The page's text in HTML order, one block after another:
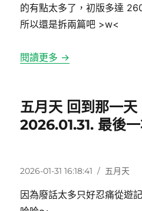
的有點太多了，初版多達
所以還是拆兩篇吧 >w<
閱讀更多 →
五月天 回到那一
2026.01.31. 最後
因為廢話太多只好忍痛從遊
發
日
2026-01-31 16:18:41
分
五月天